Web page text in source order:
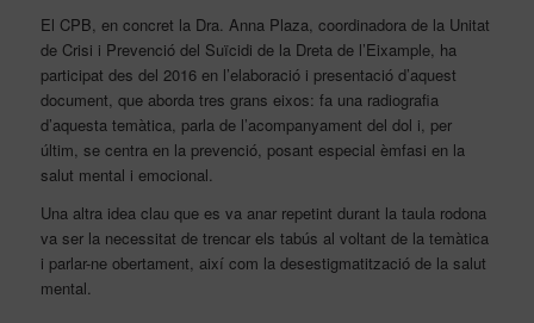
El CPB, en concret la Dra. Anna Plaza, coordinadora de la Unitat
de Crisi i Prevenció del Suïcidi de la Dreta de l’Eixample, ha
participat des del 2016 en l’elaboració i presentació d’aquest
document, que aborda tres grans eixos: fa una radiografia
d’aquesta temàtica, parla de l’acompanyament del dol i, per
últim, se centra en la prevenció, posant especial èmfasi en la
salut mental i emocional.
Una altra idea clau que es va anar repetint durant la taula rodona
va ser la necessitat de trencar els tabús al voltant de la temàtica
i parlar-ne obertament, així com la desestigmatització de la salut
mental.